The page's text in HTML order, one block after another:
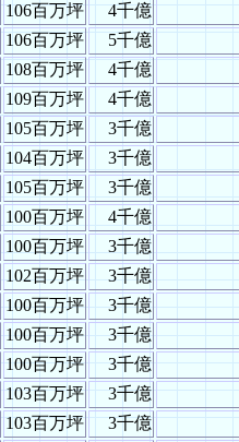
106百万坪
4千億
106百万坪
5千億
108百万坪
4千億
109百万坪
4千億
105百万坪
3千億
104百万坪
3千億
105百万坪
3千億
100百万坪
4千億
100百万坪
3千億
102百万坪
3千億
100百万坪
3千億
100百万坪
3千億
100百万坪
3千億
103百万坪
3千億
103百万坪
3千億